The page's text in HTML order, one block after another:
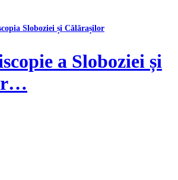
Sloboziei și Călărașilor
a Sloboziei și